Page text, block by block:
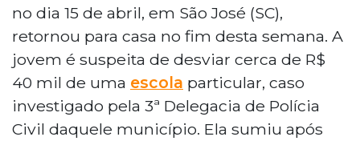
no dia 15 de abril, em São José (SC),
retornou para casa no fim desta semana. A
jovem é suspeita de desviar cerca de R$
40 mil de uma escola particular, caso
investigado pela 3ª Delegacia de Polícia
Civil daquele município. Ela sumiu após